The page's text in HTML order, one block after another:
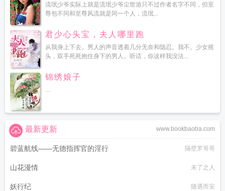
流氓少爷实际上就是流氓少爷尘世游只不过作者名字不同，但至
尊包不同和至尊风流就是同一个人，流氓...
君少心头宝，夫人哪里跑
从我身上下去。男人的声音透着几分无奈和隐忍。我不。少女摇
头，双手死死抱住身下的男人。听话，你这样我没法...
锦绣娘子
...
www.bookbaoba.com
最新更新
碧蓝航线——无德指挥官的淫行 隔壁罗哥哥
山花漫情 未了之人
妖行纪 随遇而安